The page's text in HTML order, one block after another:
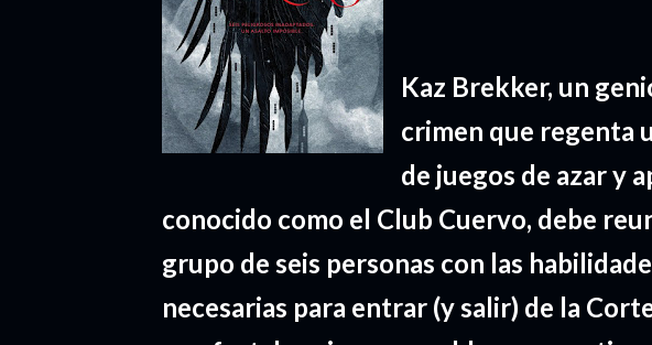
Kaz Brekker, un
crimen que regenta
de juegos de azar y
conocido como el Club Cuervo, debe
grupo de seis personas con las
necesarias para entrar (y salir) de la